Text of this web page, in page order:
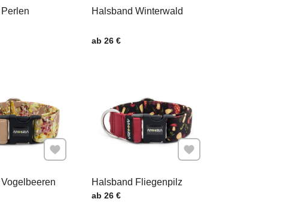
Halsband Winterwald
Preis mit MwSt.
ab 26 €
Zu Favoriten hinzufügen
Halsband Fliegenpilz
Preis mit MwSt.
ab 26 €
Zu Favoriten hinzufügen